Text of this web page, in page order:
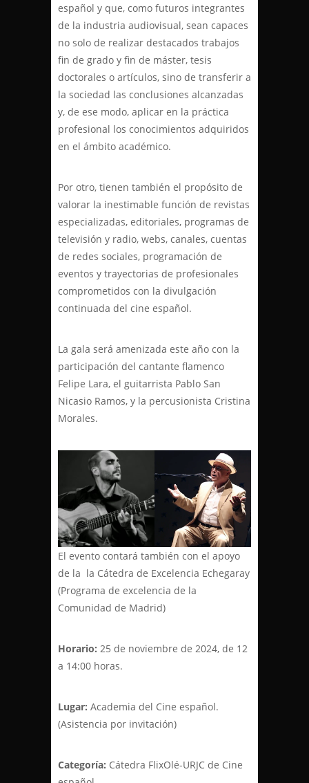
español y que, como futuros integrantes
de la industria audiovisual, sean capaces
no solo de realizar destacados trabajos
fin de grado y fin de máster, tesis
doctorales o artículos, sino de transferir a
la sociedad las conclusiones alcanzadas
y, de ese modo, aplicar en la práctica
profesional los conocimientos adquiridos
en el ámbito académico.
Por otro, tienen también el propósito de
valorar la inestimable función de revistas
especializadas, editoriales, programas de
televisión y radio, webs, canales, cuentas
de redes sociales, programación de
eventos y trayectorias de profesionales
comprometidos con la divulgación
continuada del cine español.
La gala será amenizada este año con la
participación del cantante flamenco
Felipe Lara, el guitarrista Pablo San
Nicasio Ramos, y la percusionista Cristina
Morales.
El evento contará también con el apoyo
de la la Cátedra de Excelencia Echegaray
(Programa de excelencia de la
Comunidad de Madrid)
Horario: 25 de noviembre de 2024, de 12
a 14:00 horas.
Lugar: Academia del Cine español.
(Asistencia por invitación)
Categoría: Cátedra FlixOlé-URJC de Cine